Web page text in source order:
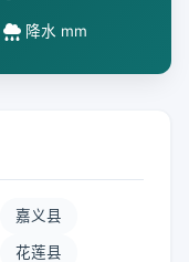
降水 mm
嘉义县
花莲县